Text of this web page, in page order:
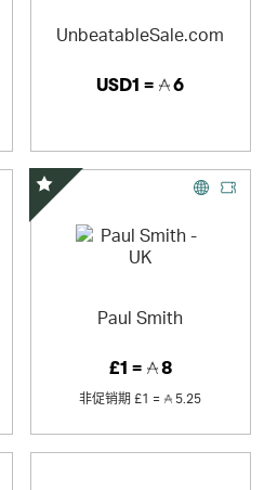
UnbeatableSale.com
USD1 = 6
Paul Smith
£1 = 8
非促销期 £1 = 5.25
精选优惠